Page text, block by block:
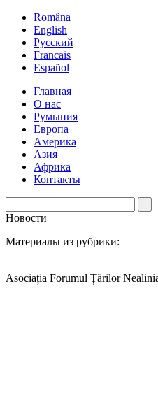
Româna
English
Русский
Francais
Español
Главная
О нас
Румыния
Европа
Америка
Азия
Африка
Контакты
Новости
Материалы из рубрики:
Asociația Forumul Țărilor